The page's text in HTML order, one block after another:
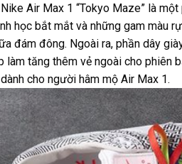
Nike Air Max 1 “Tokyo Maze” là
học bắt mắt và những gam màu
đám đông. Ngoài ra, phần dây
làm tăng thêm vẻ ngoài cho phiên
cho người hâm mộ Air Max 1.